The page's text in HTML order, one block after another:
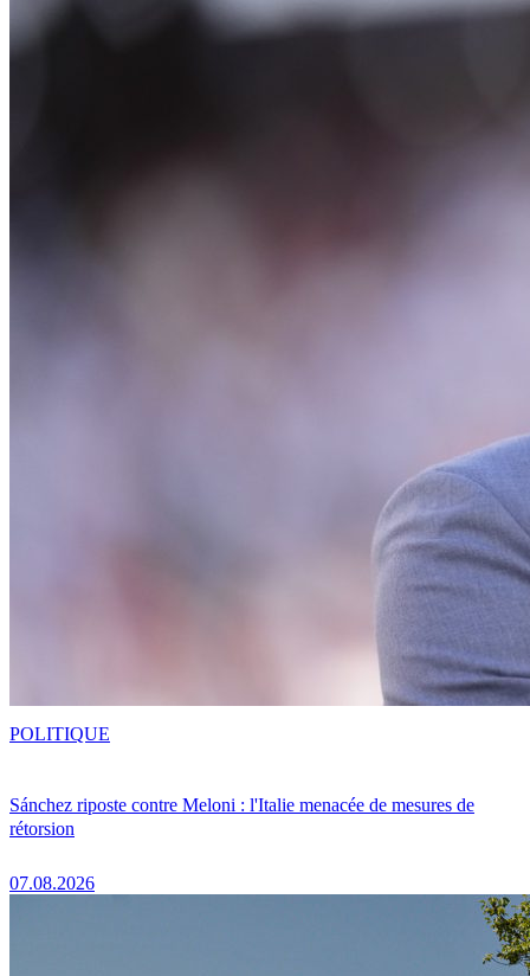
Sánchez riposte contre Meloni : l'Italie menacée de mesures de
rétorsion
07.08.2026
POLITIQUE